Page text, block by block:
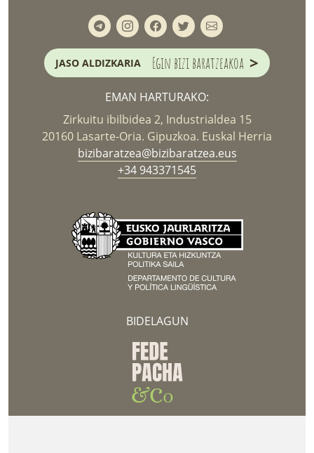
JASO ALDIZKARIA Egin bizi baratzeakoa >
EMAN HARTURAKO:
Zirkuitu ibilbidea 2, Industrialdea 15
20160 Lasarte-Oria. Gipuzkoa. Euskal Herria
bizibaratzea@bizibaratzea.eus
+34 943371545
BIDELAGUN